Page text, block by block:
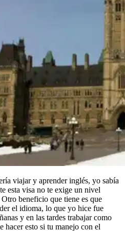
viajar y aprender inglés, yo sabía
esta visa no te exige un nivel
beneficio que tiene es que
el idioma, lo que yo hice fue
y en las tardes trabajar como
hacer esto si tu manejo con el